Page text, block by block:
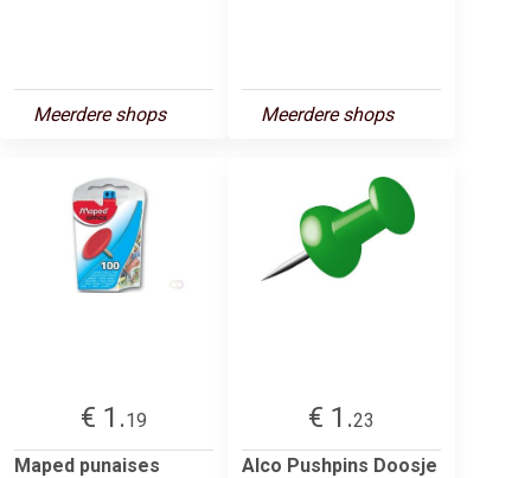
Meerdere shops Meerdere shops
€ 1.19
Maped punaises
€ 1.23
Alco Pushpins Doosje